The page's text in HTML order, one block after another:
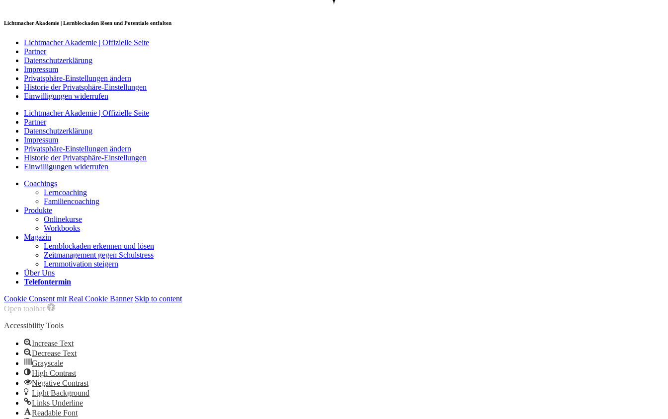
Lichtmacher Akademie | Lernblockaden lösen und Potentiale entfalten
Lichtmacher Akademie | Offizielle Seite
Partner
Datenschutzerklärung
Impressum
Privatsphäre-Einstellungen ändern
Historie der Privatsphäre-Einstellungen
Einwilligungen widerrufen
Lichtmacher Akademie | Offizielle Seite
Partner
Datenschutzerklärung
Impressum
Privatsphäre-Einstellungen ändern
Historie der Privatsphäre-Einstellungen
Einwilligungen widerrufen
Coachings
Lerncoaching
Familiencoaching
Produkte
Onlinekurse
Workbooks
Magazin
Lernblockaden erkennen und lösen
Zeitmanagement gegen Schulstress
Lernmotivation steigern
Über Uns
Telefontermin
Cookie Consent mit Real Cookie Banner Skip to content
Open toolbar
Accessibility Tools
Increase Text
Decrease Text
Grayscale
High Contrast
Negative Contrast
Light Background
Links Underline
Readable Font